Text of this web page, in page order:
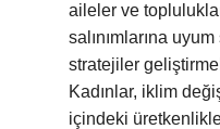
aileler ve
salınımlarına
stratejiler
Kadınlar, iklim
içindeki